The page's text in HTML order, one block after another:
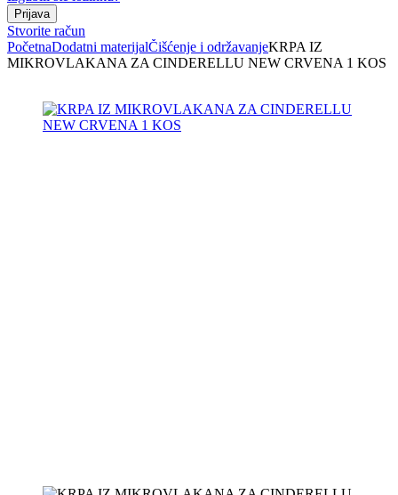
Stvorite račun
PočetnaDodatni materijalČišćenje i održavanjeKRPA IZ
MIKROVLAKANA ZA CINDERELLU NEW CRVENA 1 KOS